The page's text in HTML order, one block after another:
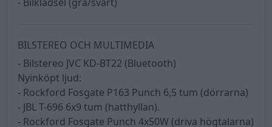
BILSTEREO OCH MULTIMEDIA
- Bilstereo JVC KD-BT22 (Bluetooth)
Nyinköpt ljud:
- Rockford Fosgate P163 Punch 6,5 tum (dörrarna)
- JBL T-696 6x9 tum (hatthyllan).
- Rockford Fosgate Punch 4x50W (driva högtalarna)